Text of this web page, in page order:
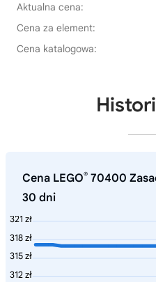
Aktualna cena:
Cena za element:
Cena katalogowa:
Cena LEGO® 70400
30 dni
321 zł
318 zł
315 zł
312 zł